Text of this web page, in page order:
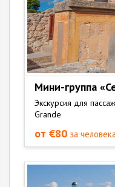
Мини-группа
Экскурсия для
Grande
от €80 за человека